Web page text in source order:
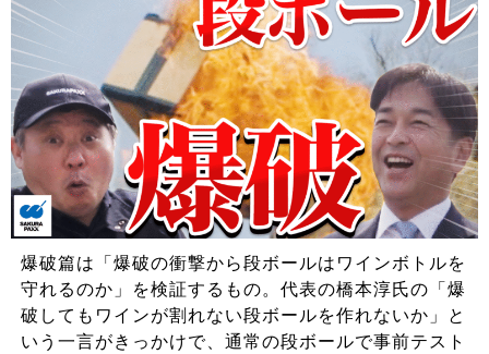
爆破篇は「爆破の衝撃から段ボールはワインボトルを
守れるのか」を検証するもの。代表の橋本淳氏の「爆
破してもワインが割れない段ボールを作れないか」と
いう一言がきっかけで、通常の段ボールで事前テスト